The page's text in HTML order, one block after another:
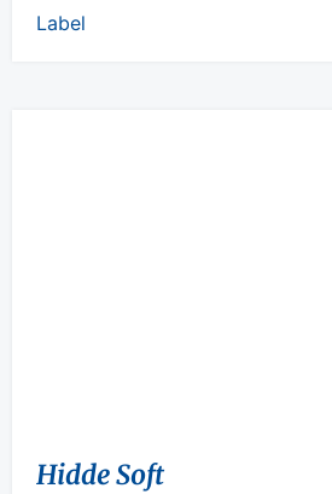
Label
Hidde Soft